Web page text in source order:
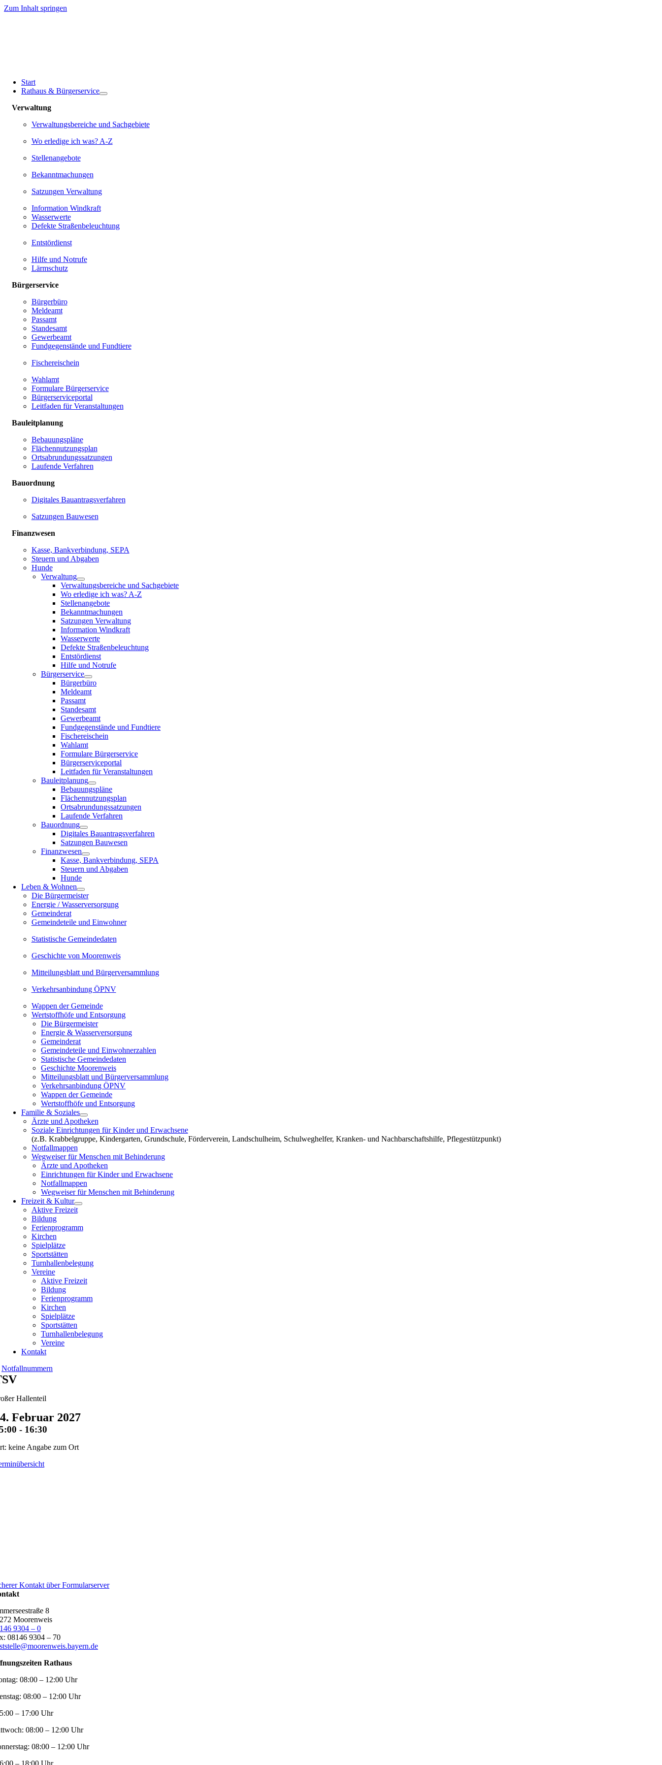
Zum Inhalt springen
Start
Rathaus & Bürgerservice
Verwaltung
Verwaltungsbereiche und Sachgebiete
Wo erledige ich was? A-Z
Stellenangebote
Bekanntmachungen
Satzungen Verwaltung
Information Windkraft
Wasserwerte
Defekte Straßenbeleuchtung
Entstördienst
Hilfe und Notrufe
Lärmschutz
Bürgerservice
Bürgerbüro
Meldeamt
Passamt
Standesamt
Gewerbeamt
Fundgegenstände und Fundtiere
Fischereischein
Wahlamt
Formulare Bürgerservice
Bürgerserviceportal
Leitfaden für Veranstaltungen
Bauleitplanung
Bebauungspläne
Flächennutzungsplan
Ortsabrundungssatzungen
Laufende Verfahren
Bauordnung
Digitales Bauantragsverfahren
Satzungen Bauwesen
Finanzwesen
Kasse, Bankverbindung, SEPA
Steuern und Abgaben
Hunde
Verwaltung
Verwaltungsbereiche und Sachgebiete
Wo erledige ich was? A-Z
Stellenangebote
Bekanntmachungen
Satzungen Verwaltung
Information Windkraft
Wasserwerte
Defekte Straßenbeleuchtung
Entstördienst
Hilfe und Notrufe
Bürgerservice
Bürgerbüro
Meldeamt
Passamt
Standesamt
Gewerbeamt
Fundgegenstände und Fundtiere
Fischereischein
Wahlamt
Formulare Bürgerservice
Bürgerserviceportal
Leitfaden für Veranstaltungen
Bauleitplanung
Bebauungspläne
Flächennutzungsplan
Ortsabrundungssatzungen
Laufende Verfahren
Bauordnung
Digitales Bauantragsverfahren
Satzungen Bauwesen
Finanzwesen
Kasse, Bankverbindung, SEPA
Steuern und Abgaben
Hunde
Leben & Wohnen
Die Bürgermeister
Energie / Wasserversorgung
Gemeinderat
Gemeindeteile und Einwohner
Statistische Gemeindedaten
Geschichte von Moorenweis
Mitteilungsblatt und Bürgerversammlung
Verkehrsanbindung ÖPNV
Wappen der Gemeinde
Wertstoffhöfe und Entsorgung
Die Bürgermeister
Energie & Wasserversorgung
Gemeinderat
Gemeindeteile und Einwohnerzahlen
Statistische Gemeindedaten
Geschichte Moorenweis
Mitteilungsblatt und Bürgerversammlung
Verkehrsanbindung ÖPNV
Wappen der Gemeinde
Wertstoffhöfe und Entsorgung
Familie & Soziales
Ärzte und Apotheken
Soziale Einrichtungen für Kinder und Erwachsene
(z.B. Krabbelgruppe, Kindergarten, Grundschule, Förderverein, Landschulheim, Schulweghelfer, Kranken- und Nachbarschaftshilfe, Pflegestützpunkt)
Notfallmappen
Wegweiser für Menschen mit Behinderung
Ärzte und Apotheken
Einrichtungen für Kinder und Erwachsene
Notfallmappen
Wegweiser für Menschen mit Behinderung
Freizeit & Kultur
Aktive Freizeit
Bildung
Ferienprogramm
Kirchen
Spielplätze
Sportstätten
Turnhallenbelegung
Vereine
Aktive Freizeit
Bildung
Ferienprogramm
Kirchen
Spielplätze
Sportstätten
Turnhallenbelegung
Vereine
Kontakt
Notfallnummern
Hallenteil
Februar 2027
- 16:30
keine Angabe zum Ort
Kontakt über Formularserver
8
Moorenweis
9304 – 0
08146 9304 – 70
Rathaus
08:00 – 12:00 Uhr
08:00 – 12:00 Uhr
– 17:00 Uhr
08:00 – 12:00 Uhr
08:00 – 12:00 Uhr
– 18:00 Uhr